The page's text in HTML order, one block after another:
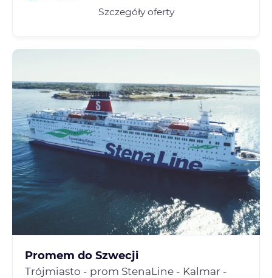
Szczegóły oferty
Promem do Szwecji
Trójmiasto - prom StenaLine - Kalmar -